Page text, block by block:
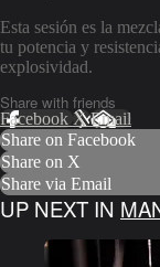
Esta sesión es la
tu potencia y
explosividad.
Share with friends
Facebook XEmail
Share on Facebook
Share on X
Share via Email
UP NEXT IN